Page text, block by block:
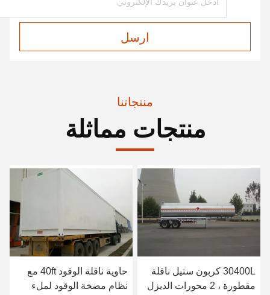
ارسل
منتجاتنا
منتجات مماثلة
30400L كربون ستيل ناقلة
مقطورة ، 2 محورات الديزل
حاوية ناقلة الوقود 40ft مع
نظام مضخة الوقود لملء